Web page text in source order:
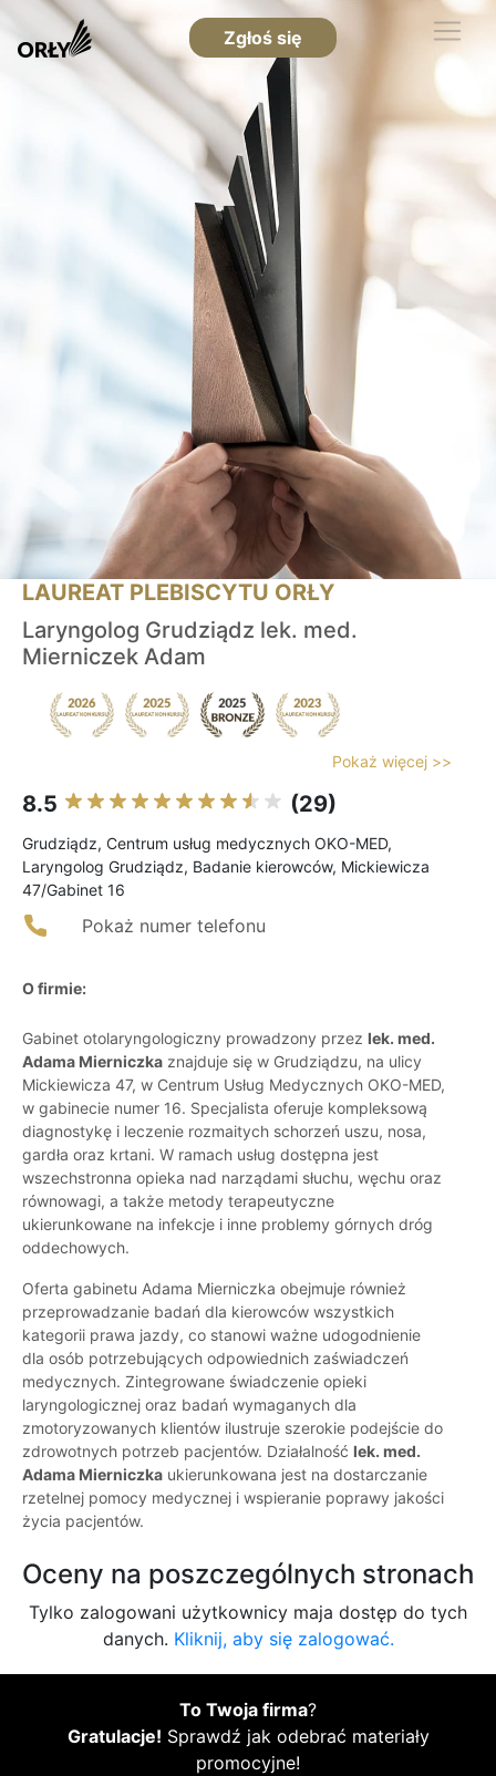
Zgłoś się
LAUREAT PLEBISCYTU ORŁY
Laryngolog Grudziądz lek. med.
Mierniczek Adam
Pokaż więcej >>
8.5 (29)
Grudziądz, Centrum usług medycznych OKO-MED,
Laryngolog Grudziądz, Badanie kierowców, Mickiewicza
47/Gabinet 16
Pokaż numer telefonu
O firmie:
Gabinet otolaryngologiczny prowadzony przez lek. med.
Adama Mierniczka znajduje się w Grudziądzu, na ulicy
Mickiewicza 47, w Centrum Usług Medycznych OKO-MED,
w gabinecie numer 16. Specjalista oferuje kompleksową
diagnostykę i leczenie rozmaitych schorzeń uszu, nosa,
gardła oraz krtani. W ramach usług dostępna jest
wszechstronna opieka nad narządami słuchu, węchu oraz
równowagi, a także metody terapeutyczne
ukierunkowane na infekcje i inne problemy górnych dróg
oddechowych.
Oferta gabinetu Adama Mierniczka obejmuje również
przeprowadzanie badań dla kierowców wszystkich
kategorii prawa jazdy, co stanowi ważne udogodnienie
dla osób potrzebujących odpowiednich zaświadczeń
medycznych. Zintegrowane świadczenie opieki
laryngologicznej oraz badań wymaganych dla
zmotoryzowanych klientów ilustruje szerokie podejście do
zdrowotnych potrzeb pacjentów. Działalność lek. med.
Adama Mierniczka ukierunkowana jest na dostarczanie
rzetelnej pomocy medycznej i wspieranie poprawy jakości
życia pacjentów.
Oceny na poszczególnych stronach
Tylko zalogowani użytkownicy maja dostęp do tych
danych. Kliknij, aby się zalogować.
To Twoja firma?
Gratulacje! Sprawdź jak odebrać materiały
promocyjne!